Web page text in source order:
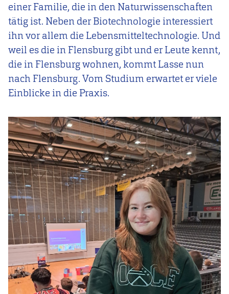
einer Familie, die in den Naturwissenschaften
tätig ist. Neben der Biotechnologie interessiert
ihn vor allem die Lebensmitteltechnologie. Und
weil es die in Flensburg gibt und er Leute kennt,
die in Flensburg wohnen, kommt Lasse nun
nach Flensburg. Vom Studium erwartet er viele
Einblicke in die Praxis.